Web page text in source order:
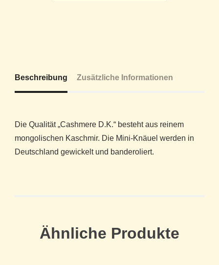
Beschreibung Zusätzliche Informationen
Die Qualität „Cashmere D.K.“ besteht aus reinem
mongolischen Kaschmir. Die Mini-Knäuel werden in
Deutschland gewickelt und banderoliert.
Ähnliche Produkte